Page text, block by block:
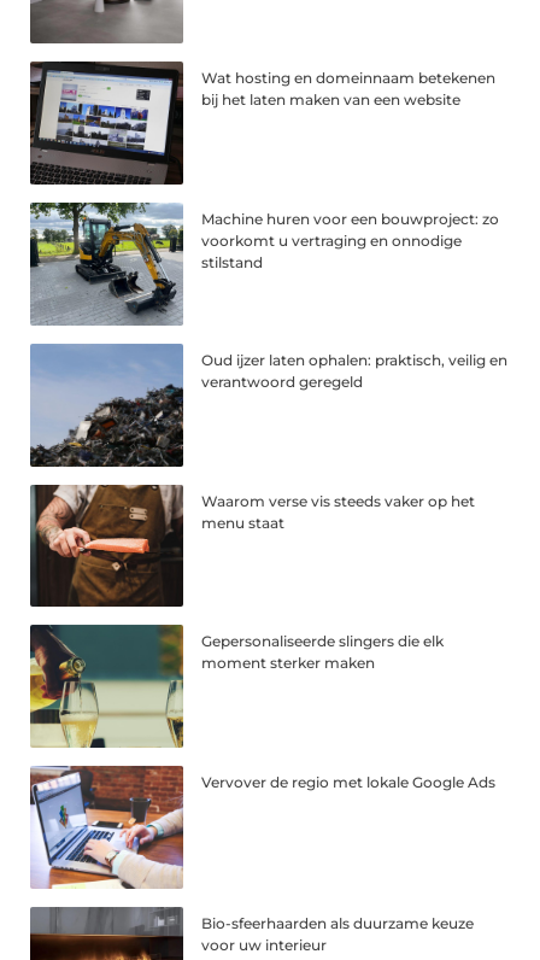
Wat hosting en domeinnaam betekenen
bij het laten maken van een website
Machine huren voor een bouwproject: zo
voorkomt u vertraging en onnodige
stilstand
Oud ijzer laten ophalen: praktisch, veilig en
verantwoord geregeld
Waarom verse vis steeds vaker op het
menu staat
Gepersonaliseerde slingers die elk
moment sterker maken
Vervover de regio met lokale Google Ads
Bio-sfeerhaarden als duurzame keuze
voor uw interieur